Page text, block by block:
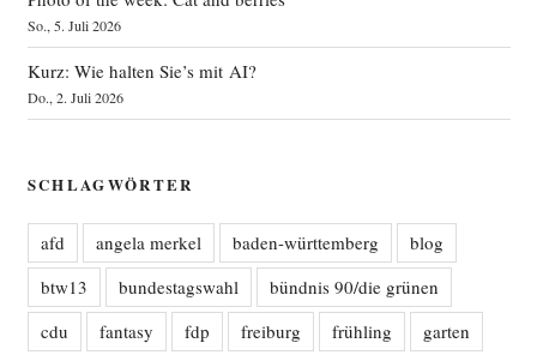
So., 5. Juli 2026
Kurz: Wie halten Sie’s mit AI?
Do., 2. Juli 2026
SCHLAGWÖRTER
afd angela merkel baden-württemberg
blog
btw13
bundestagswahl
bündnis 90/die grünen
cdu
fantasy fdp freiburg frühling
garten